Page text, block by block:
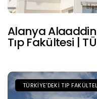
Alanya
Tıp Fakültesi |
TÜRKIYE'DEKI TIP